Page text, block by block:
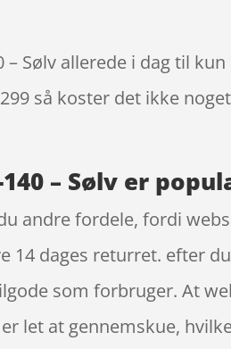
– Sølv allerede i dag til
så koster det ikke
– Sølv er
andre fordele, fordi
14 dages returret. efter
som forbruger. At
let at gennemskue,